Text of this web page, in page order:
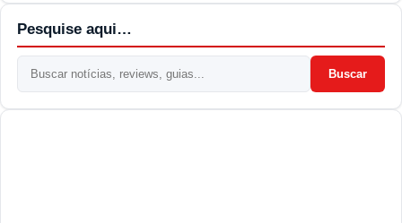
Pesquise aqui…
Buscar